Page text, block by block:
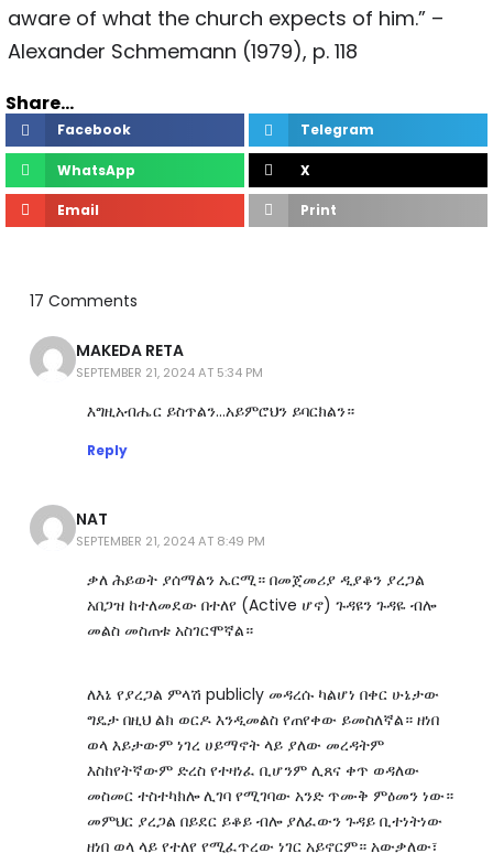
aware of what the church expects of him.” –
Alexander Schmemann (1979), p. 118
Share...
Facebook Telegram
WhatsApp X
Email Print
17 Comments
MAKEDA RETA
SEPTEMBER 21, 2024 AT 5:34 PM
እግዚአብሔር ይስጥልን…አይምሮህን ይባርክልን።
Reply
NAT
SEPTEMBER 21, 2024 AT 8:49 PM
ቃለ ሕይወት ያሰማልን ኤርሚ። በመጀመሪያ ዲያቆን ያረጋል
አበጋዝ ከተለመደው በተለየ (Active ሆኖ) ጉዳዩን ጉዳዬ ብሎ
መልስ መስጠቱ አስገርሞኛል።
ለእኔ የያረጋል ምላሽ publicly መዳረሱ ካልሆነ በቀር ሁኔታው
ግዴታ በዚህ ልክ ወርዶ እንዲመልስ የጠየቀው ይመስለኛል። ዘነበ
ወላ እይታውም ነገረ ሀይማኖት ላይ ያለው መረዳትም
እስከየትኛውም ድረስ የተዛነፈ ቢሆንም ሊጸና ቀጥ ወዳለው
መስመር ተስተካክሎ ሊገባ የሚገባው አንድ ጥሙቅ ምዕመን ነው።
መምህር ያረጋል በይደር ይቆይ ብሎ ያለፈውን ጉዳይ ቢተነትነው
ዘነበ ወላ ላይ የተለየ የሚፈጥረው ነገር አይኖርም። አውቃለው፣